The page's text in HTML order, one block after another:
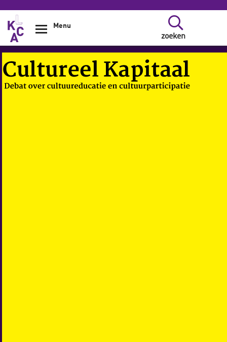
Overslaan en naar de inhoud gaan
zoeken
Menu